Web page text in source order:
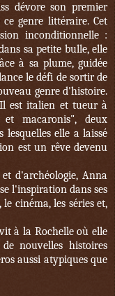
dévore son premier
genre littéraire. Cet
inconditionnelle :
sa petite bulle, elle
à sa plume, guidée
le défi de sortir de
genre d'histoire.
est italien et tueur à
macaronis", deux
lesquelles elle a laissé
est un rêve devenu
d'archéologie, Anna
l'inspiration dans ses
cinéma, les séries et,
à la Rochelle où elle
nouvelles histoires
aussi atypiques que